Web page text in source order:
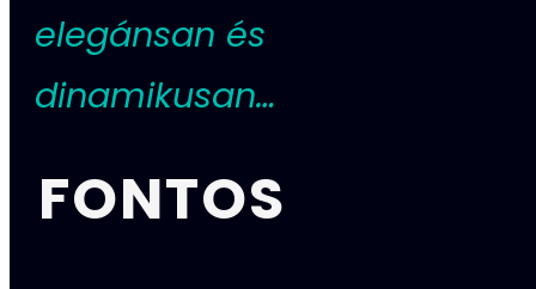
elegánsan és
dinamikusan…
FONTOS